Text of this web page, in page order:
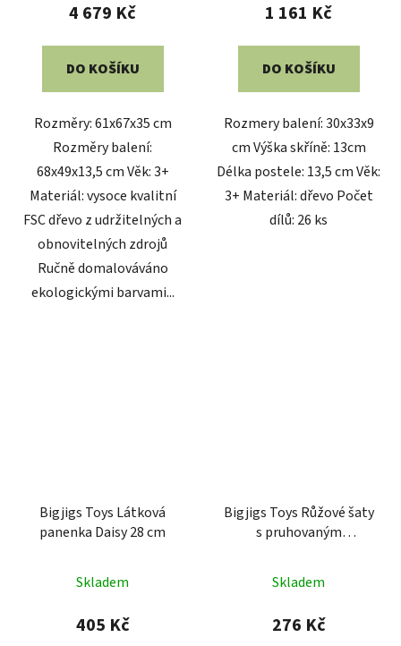
4 679 Kč
DO KOŠÍKU
Rozměry: 61x67x35 cm
Rozměry balení:
68x49x13,5 cm Věk: 3+
Materiál: vysoce kvalitní
FSC dřevo z udržitelných a
obnovitelných zdrojů
Ručně domalováváno
ekologickými barvami...
1 161 Kč
DO KOŠÍKU
Rozmery balení: 30x33x9
cm Výška skříně: 13cm
Délka postele: 13,5 cm Věk:
3+ Materiál: dřevo Počet
dílů: 26 ks
Bigjigs Toys Látková
panenka Daisy 28 cm
Skladem
405 Kč
Bigjigs Toys Růžové šaty
s pruhovaným
Skladem
276 Kč